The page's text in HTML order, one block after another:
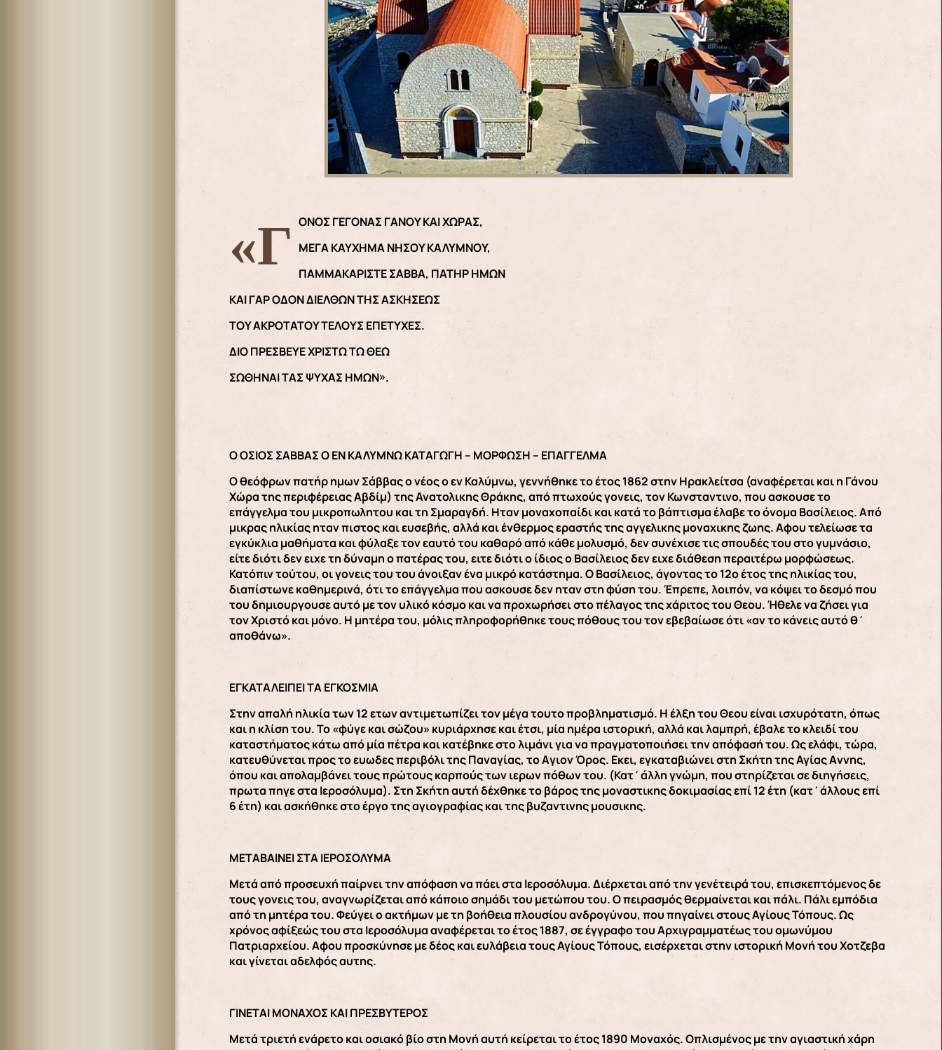
«ΓΟΝΟΣ ΓΕΓΟΝΑΣ ΓΑΝΟΥ ΚΑΙ ΧΩΡΑΣ,
ΜΕΓΑ ΚΑΥΧΗΜΑ ΝΗΣΟΥ ΚΑΛΥΜΝΟΥ,
ΠΑΜΜΑΚΑΡΙΣΤΕ ΣΑΒΒΑ, ΠΑΤΗΡ ΗΜΩΝ
ΚΑΙ ΓΑΡ ΟΔΟΝ ΔΙΕΛΘΩΝ ΤΗΣ ΑΣΚΗΣΕΩΣ
ΤΟΥ ΑΚΡΟΤΑΤΟΥ ΤΕΛΟΥΣ ΕΠΕΤΥΧΕΣ.
ΔΙΟ ΠΡΕΣΒΕΥΕ ΧΡΙΣΤΩ ΤΩ ΘΕΩ
ΣΩΘΗΝΑΙ ΤΑΣ ΨΥΧΑΣ ΗΜΩΝ».
Ο ΟΣΙΟΣ ΣΑΒΒΑΣ Ο ΕΝ ΚΑΛΥΜΝΩ ΚΑΤΑΓΩΓΗ – ΜΟΡΦΩΣΗ – ΕΠΑΓΓΕΛΜΑ
Ο θεόφρων πατήρ ημων Σάββας ο νέος ο εν Καλύμνω, γεννήθηκε το έτος 1862 στην Ηρακλείτσα (αναφέρεται και η Γάνου
Χώρα της περιφέρειας Αβδίμ) της Ανατολικης Θράκης, από πτωχούς γονεις, τον Κωνσταντινο, που ασκουσε το
επάγγελμα του μικροπωλητου και τη Σμαραγδή. Ηταν μοναχοπαίδι και κατά το βάπτισμα έλαβε το όνομα Βασίλειος. Από
μικρας ηλικίας ηταν πιστος και ευσεβής, αλλά και ένθερμος εραστής της αγγελικης μοναχικης ζωης. Αφου τελείωσε τα
εγκύκλια μαθήματα και φύλαξε τον εαυτό του καθαρό από κάθε μολυσμό, δεν συνέχισε τις σπουδές του στο γυμνάσιο,
είτε διότι δεν ειχε τη δύναμη ο πατέρας του, ειτε διότι ο ίδιος ο Βασίλειος δεν ειχε διάθεση περαιτέρω μορφώσεως.
Κατόπιν τούτου, οι γονεις του του άνοιξαν ένα μικρό κατάστημα. Ο Βασίλειος, άγοντας το 12ο έτος της ηλικίας του,
διαπίστωνε καθημερινά, ότι το επάγγελμα που ασκουσε δεν ηταν στη φύση του. Έπρεπε, λοιπόν, να κόψει το δεσμό που
του δημιουργουσε αυτό με τον υλικό κόσμο και να προχωρήσει στο πέλαγος της χάριτος του Θεου. Ήθελε να ζήσει για
τον Χριστό και μόνο. Η μητέρα του, μόλις πληροφορήθηκε τους πόθους του τον εβεβαίωσε ότι «αν το κάνεις αυτό θ΄
αποθάνω».
ΕΓΚΑΤΑΛΕΙΠΕΙ ΤΑ ΕΓΚΟΣΜΙΑ
Στην απαλή ηλικία των 12 ετων αντιμετωπίζει τον μέγα τουτο προβληματισμό. Η έλξη του Θεου είναι ισχυρότατη, όπως
και η κλίση του. Το «φύγε και σώζου» κυριάρχησε και έτσι, μία ημέρα ιστορική, αλλά και λαμπρή, έβαλε το κλειδί του
καταστήματος κάτω από μία πέτρα και κατέβηκε στο λιμάνι για να πραγματοποιήσει την απόφασή του. Ως ελάφι, τώρα,
κατευθύνεται προς το ευωδες περιβόλι της Παναγίας, το Aγιον Όρος. Εκει, εγκαταβιώνει στη Σκήτη της Αγίας Aννης,
όπου και απολαμβάνει τους πρώτους καρπούς των ιερων πόθων του. (Κατ΄άλλη γνώμη, που στηρίζεται σε διηγήσεις,
πρωτα πηγε στα Ιεροσόλυμα). Στη Σκήτη αυτή δέχθηκε το βάρος της μοναστικης δοκιμασίας επί 12 έτη (κατ΄άλλους επί
6 έτη) και ασκήθηκε στο έργο της αγιογραφίας και της βυζαντινης μουσικης.
ΜΕΤΑΒΑΙΝΕΙ ΣΤΑ ΙΕΡΟΣΟΛΥΜΑ
Μετά από προσευχή παίρνει την απόφαση να πάει στα Ιεροσόλυμα. Διέρχεται από την γενέτειρά του, επισκεπτόμενος δε
τους γονεις του, αναγνωρίζεται από κάποιο σημάδι του μετώπου του. Ο πειρασμός θερμαίνεται και πάλι. Πάλι εμπόδια
από τη μητέρα του. Φεύγει ο ακτήμων με τη βοήθεια πλουσίου ανδρογύνου, που πηγαίνει στους Αγίους Τόπους. Ως
χρόνος αφίξεώς του στα Ιεροσόλυμα αναφέρεται το έτος 1887, σε έγγραφο του Αρχιγραμματέως του ομωνύμου
Πατριαρχείου. Αφου προσκύνησε με δέος και ευλάβεια τους Αγίους Τόπους, εισέρχεται στην ιστορική Μονή του Χοτζεβα
και γίνεται αδελφός αυτης.
ΓΙΝΕΤΑΙ ΜΟΝΑΧΟΣ ΚΑΙ ΠΡΕΣΒΥΤΕΡΟΣ
Μετά τριετή ενάρετο και οσιακό βίο στη Μονή αυτή κείρεται το έτος 1890 Μοναχός. Οπλισμένος με την αγιαστική χάρη